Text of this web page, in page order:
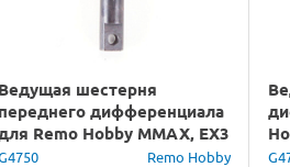
Ведущая шестерня
переднего дифференциала
Remo Hobby MMAX, EX3
10
Remo Hobby